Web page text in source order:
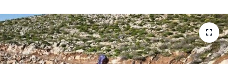
OTO DETAY
SAĞLIK